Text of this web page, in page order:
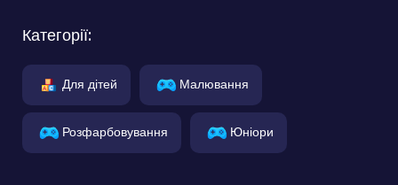
Категорії:
Для дітей Малювання
Розфарбовування Юніори